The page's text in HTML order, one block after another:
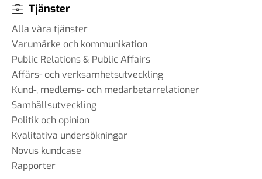
Tjänster
Alla våra tjänster
Varumärke och kommunikation
Public Relations & Public Affairs
Affärs- och verksamhetsutveckling
Kund-, medlems- och medarbetarrelationer
Samhällsutveckling
Politik och opinion
Kvalitativa undersökningar
Novus kundcase
Rapporter